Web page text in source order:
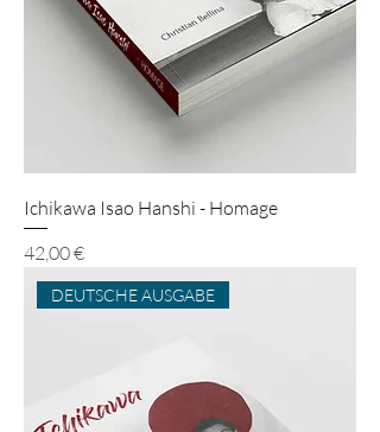
Ichikawa Isao Hanshi - Homage
Preis
42,00 €
DEUTSCHE AUSGABE